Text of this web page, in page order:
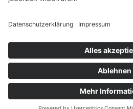
© 2026 Elektro Rapp
DATENSCHUTZ